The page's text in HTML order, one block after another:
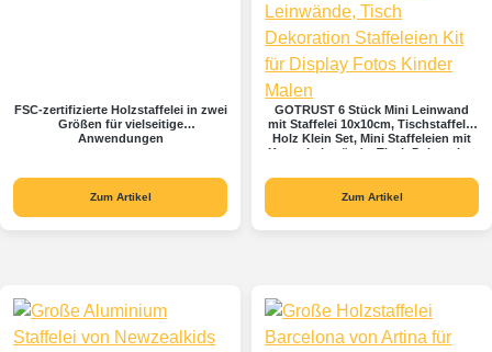
FSC-zertifizierte Holzstaffelei in zwei
Größen für vielseitige
Anwendungen
Zum Artikel
GOTRUST 6 Stück Mini Leinwand
mit Staffelei 10x10cm, Tischstaffelei
Holz Klein Set, Mini Staffeleien mit
Kunst Leinwände, Tisch Dekoration
Kinder Malen
Zum Artikel